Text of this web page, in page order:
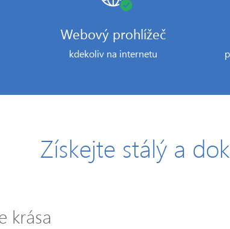
Webový prohlížeč
kdekoliv na internetu
Získejte stálý a
krása